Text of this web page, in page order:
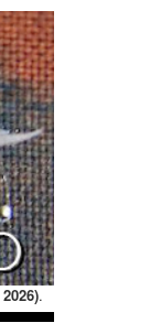
2026).